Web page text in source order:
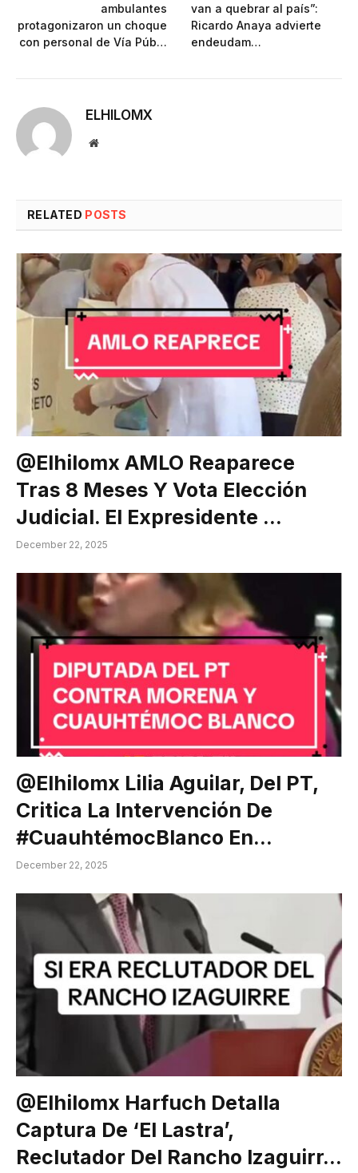
ambulantes
protagonizaron un choque
con personal de Vía Púb…
van a quebrar al país”:
Ricardo Anaya advierte
endeudam…
ELHILOMX
Website
RELATED POSTS
@elhilomx AMLO Reaparece
Tras 8 Meses Y Vota Elección
Judicial. El Expresidente …
December 22, 2025
@elhilomx Lilia Aguilar, Del PT,
Critica La Intervención De
#CuauhtémocBlanco En…
December 22, 2025
@elhilomx Harfuch Detalla
Captura De ‘El Lastra’,
Reclutador Del Rancho Izaguirr…